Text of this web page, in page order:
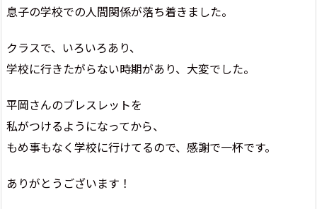
息子の学校での人間関係が落ち着きました。
クラスで、いろいろあり、
学校に行きたがらない時期があり、大変でした。
平岡さんのブレスレットを
私がつけるようになってから、
もめ事もなく学校に行けてるので、感謝で一杯です。
ありがとうございます！